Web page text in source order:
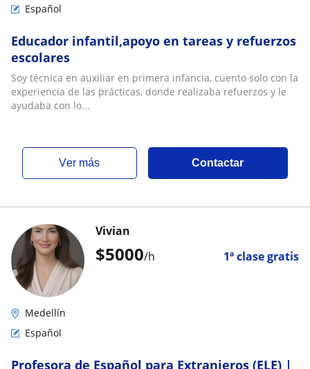
Español
Educador infantil,apoyo en tareas y refuerzos
escolares
Soy técnica en auxiliar en primera infancia, cuento solo con la
experiencia de las prácticas, donde realizaba refuerzos y le
ayudaba con lo...
ver más Contactar
$5000/h 1ª clase gratis
Vivian
Medellín
Español
Profesora de Español para Extranjeros (ELE) |